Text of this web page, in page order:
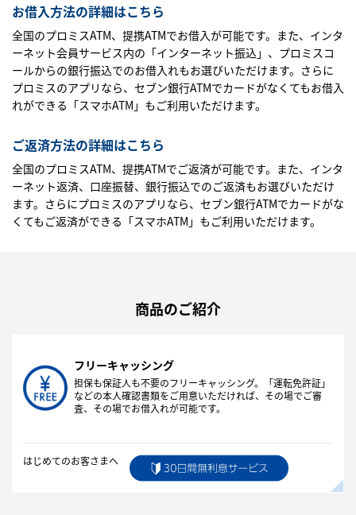
お借入方法の詳細はこちら
全国のプロミスATM、提携ATMでお借入が可能です。また、インタ
ーネット会員サービス内の「インターネット振込」、プロミスコ
ールからの銀行振込でのお借入れもお選びいただけます。さらに
プロミスのアプリなら、セブン銀行ATMでカードがなくてもお借入
れができる「スマホATM」もご利用いただけます。
ご返済方法の詳細はこちら
全国のプロミスATM、提携ATMでご返済が可能です。また、インタ
ーネット返済、口座振替、銀行振込でのご返済もお選びいただけ
ます。さらにプロミスのアプリなら、セブン銀行ATMでカードがな
くてもご返済ができる「スマホATM」もご利用いただけます。
商品のご紹介
フリーキャッシング
担保も保証人も不要のフリーキャッシング。「運転免許証」
などの本人確認書類をご用意いただければ、その場でご審
査、その場でお借入れが可能です。
はじめてのお客さまへ